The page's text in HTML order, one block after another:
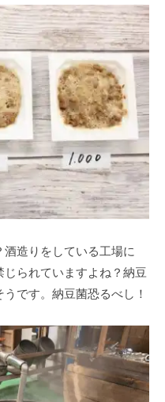
酒造りをしている工場に
じられていますよね？納豆
です。納豆菌恐るべし！